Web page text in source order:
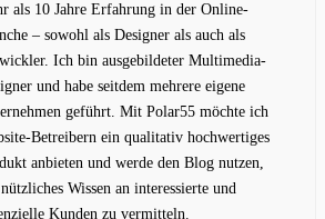
als 10 Jahre Erfahrung in der Online-
– sowohl als Designer als auch als
Ich bin ausgebildeter Multimedia-
und habe seitdem mehrere eigene
geführt. Mit Polar55 möchte ich
Betreibern ein qualitativ hochwertiges
anbieten und werde den Blog nutzen,
Wissen an interessierte und
Kunden zu vermitteln.